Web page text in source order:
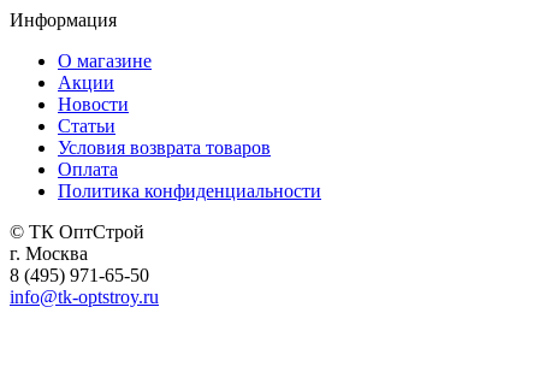
Информация
О магазине
Акции
Новости
Статьи
Условия возврата товаров
Оплата
Политика конфиденциальности
© ТК ОптСтрой
г. Москва
8 (495) 971-65-50
info@tk-optstroy.ru